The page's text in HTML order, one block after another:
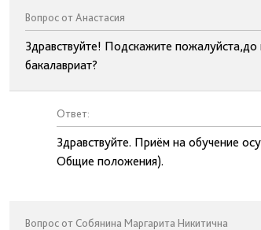
Вопрос от Анастасия
Здравствуйте! Подскажите
бакалавриат?
Ответ:
Здравствуйте. Приём на обучение
Общие положения).
Вопрос от Собянина Маргарита Никитична